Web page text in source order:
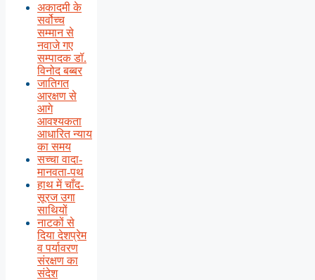
अकादमी के
सर्वोच्च
सम्मान से
नवाजे गए
सम्पादक डॉ.
विनोद बब्बर
जातिगत
आरक्षण से
आगे
आवश्यकता
आधारित न्याय
का समय
सच्चा वादा-
मानवता-पथ
हाथ में चाँद-
सूरज उगा
साथियों
नाटकों से
दिया देशप्रेम
व पर्यावरण
संरक्षण का
संदेश